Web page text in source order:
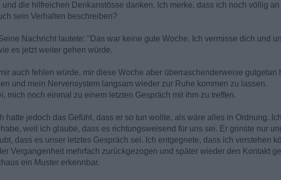
die hilfreichen Denkanstösse danken. Ich merke, dass ich noch völlig
sein Verhalten beschreiben?
Nachricht lautete: "Das war keine gute Woche. Ich vermisse dich und
es jetzt weiter gehen würde.
auch fehlen würde, mir diese Woche aber überraschenderweise gutgetan
und mein Nervensystem langsam wieder zur Ruhe kommen zu lassen.
mich noch einmal zu einem letzten Gespräch mit ihm zu treffen.
hatte jedoch das Gefühl, dass er so tun wollte, als wäre alles in Ordnung.
weil ich glaube, dass es richtungsweisend für uns sei. Er grinste nur
dass es unser letztes Gespräch sei. Ich entgegnete, dass ich verstehen
Vergangenheit mehrfach zurückgezogen und später wieder den Kontakt
ein Muster erkennbar.